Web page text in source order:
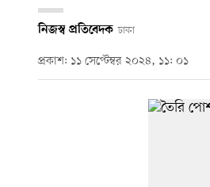
নিজস্ব প্রতিবেদক ঢাকা
প্রকাশ: ১১ সেপ্টেম্বর ২০২৪, ১১: ০১